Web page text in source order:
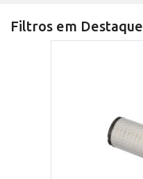
Filtros em Destaque